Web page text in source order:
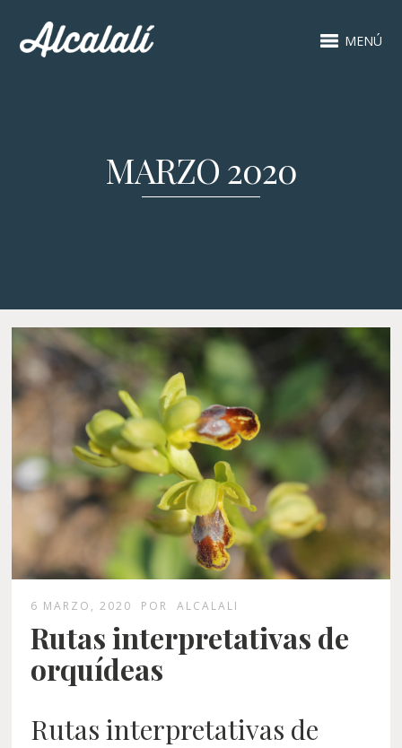
MENÚ
MARZO 2020
6 MARZO, 2020 POR ALCALALI
Rutas interpretativas de
orquídeas
Rutas interpretativas de